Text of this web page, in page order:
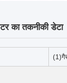
का तकनीकी डेटा